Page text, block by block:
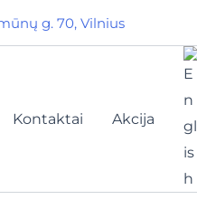
g. 70, Vilnius
Kontaktai Akcija